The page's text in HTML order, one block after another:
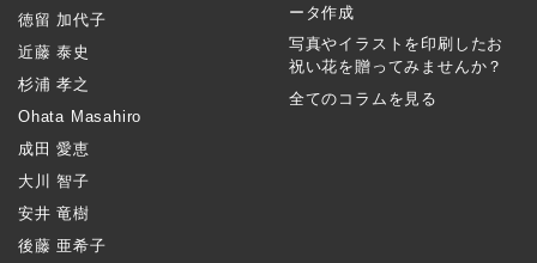
徳留 加代子
近藤 泰史
杉浦 孝之
Ohata Masahiro
成田 愛恵
大川 智子
安井 竜樹
後藤 亜希子
ータ作成
写真やイラストを印刷したお
祝い花を贈ってみませんか？
全てのコラムを見る